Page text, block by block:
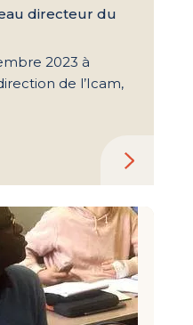
directeur du
2023 à
de l’Icam,